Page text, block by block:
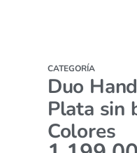
CATEGORÍA
Duo
Plata sin
Colores